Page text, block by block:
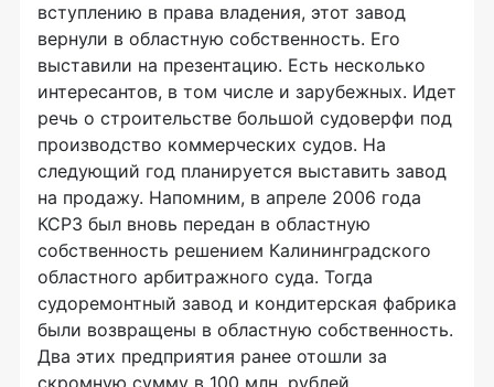
вступлению в права владения, этот завод
вернули в областную собственность. Его
выставили на презентацию. Есть несколько
интересантов, в том числе и зарубежных. Идет
речь о строительстве большой судоверфи под
производство коммерческих судов. На
следующий год планируется выставить завод
на продажу. Напомним, в апреле 2006 года
КСРЗ был вновь передан в областную
собственность решением Калининградского
областного арбитражного суда. Тогда
судоремонтный завод и кондитерская фабрика
были возвращены в областную собственность.
Два этих предприятия ранее отошли за
скромную сумму в 100 млн. рублей